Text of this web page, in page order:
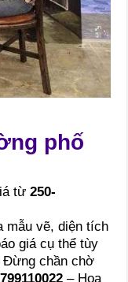
phố
từ250-
mẫu vẽ, diện tích
giá cụ thể tùy
Đừng chần chờ
– Họa